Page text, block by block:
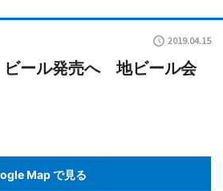
2019.04.15
ビール発売へ 地ビール会
Map で見る